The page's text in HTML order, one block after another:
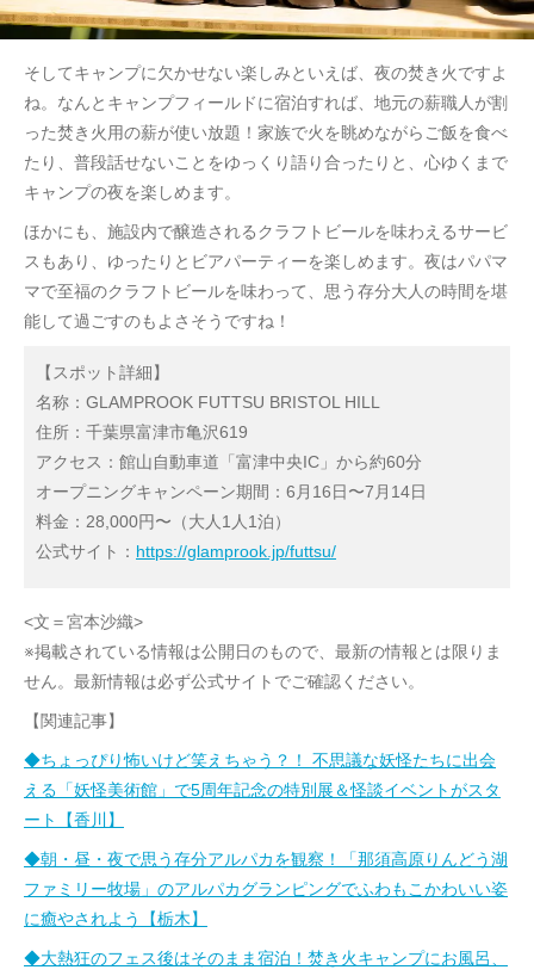
そしてキャンプに欠かせない楽しみといえば、夜の焚き火ですよ
ね。なんとキャンプフィールドに宿泊すれば、地元の薪職人が割
った焚き火用の薪が使い放題！家族で火を眺めながらご飯を食べ
たり、普段話せないことをゆっくり語り合ったりと、心ゆくまで
キャンプの夜を楽しめます。
ほかにも、施設内で醸造されるクラフトビールを味わえるサービ
スもあり、ゆったりとビアパーティーを楽しめます。夜はパパマ
マで至福のクラフトビールを味わって、思う存分大人の時間を堪
能して過ごすのもよさそうですね！
【スポット詳細】
名称：GLAMPROOK FUTTSU BRISTOL HILL
住所：千葉県富津市亀沢619
アクセス：館山自動車道「富津中央IC」から約60分
オープニングキャンペーン期間：6月16日〜7月14日
料金：28,000円〜（大人1人1泊）
公式サイト： https://glamprook.jp/futtsu/
<文＝宮本沙織>
※掲載されている情報は公開日のもので、最新の情報とは限りま
せん。最新情報は必ず公式サイトでご確認ください。
【関連記事】
◆ちょっぴり怖いけど笑えちゃう？！ 不思議な妖怪たちに出会
える「妖怪美術館」で5周年記念の特別展＆怪談イベントがスタ
ート【香川】
◆朝・昼・夜で思う存分アルパカを観察！「那須高原りんどう湖
ファミリー牧場」のアルパカグランピングでふわもこかわいい姿
に癒やされよう【栃木】
◆大熱狂のフェス後はそのまま宿泊！焚き火キャンプにお風呂、